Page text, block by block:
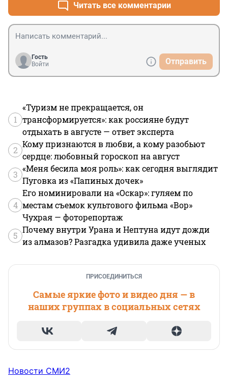
Читать все комментарии
Гость
Войти
Отправить
1
«Туризм не прекращается, он
трансформируется»: как россияне будут
отдыхать в августе — ответ эксперта
2
Кому признаются в любви, а кому разобьют
сердце: любовный гороскоп на август
3
«Меня бесила моя роль»: как сегодня выглядит
Пуговка из «Папиных дочек»
4
Его номинировали на «Оскар»: гуляем по
местам съемок культового фильма «Вор»
Чухрая — фоторепортаж
5
Почему внутри Урана и Нептуна идут дожди
из алмазов? Разгадка удивила даже ученых
ПРИСОЕДИНИТЬСЯ
Самые яркие фото и видео дня — в
наших группах в социальных сетях
Новости СМИ2